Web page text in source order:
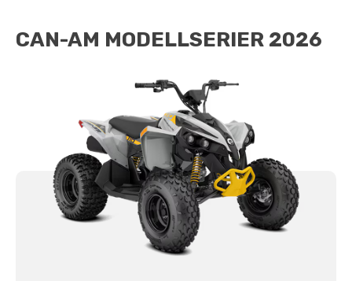
CAN-AM MODELLSERIER 2026